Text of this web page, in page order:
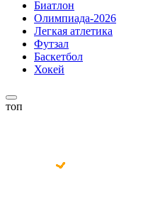
Биатлон
Олимпиада-2026
Легкая атлетика
Футзал
Баскетбол
Хокей
топ